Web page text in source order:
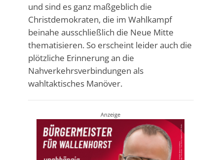
und sind es ganz maßgeblich die
Christdemokraten, die im Wahlkampf
beinahe ausschließlich die Neue Mitte
thematisieren. So erscheint leider auch die
plötzliche Erinnerung an die
Nahverkehrsverbindungen als
wahltaktisches Manöver.
Anzeige